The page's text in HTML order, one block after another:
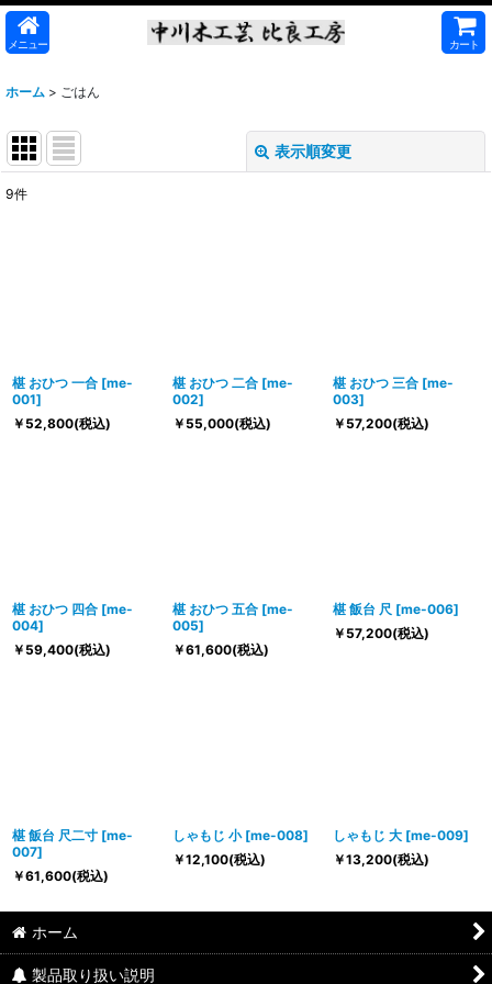
メニュー カート
ホーム > ごはん
表示順変更
9件
椹 おひつ 一合 [me-
001]
￥52,800(税込)
椹 おひつ 二合 [me-
002]
￥55,000(税込)
椹 おひつ 三合 [me-
003]
￥57,200(税込)
椹 おひつ 四合 [me-
004]
￥59,400(税込)
椹 おひつ 五合 [me-
005]
￥61,600(税込)
椹 飯台 尺 [me-006]
￥57,200(税込)
椹 飯台 尺二寸 [me-
007]
￥61,600(税込)
しゃもじ 小 [me-008]
￥12,100(税込)
しゃもじ 大 [me-009]
￥13,200(税込)
ホーム
製品取り扱い説明